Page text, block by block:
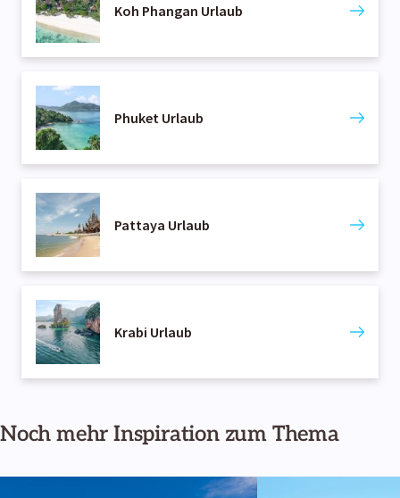
Koh Phangan Urlaub
Phuket Urlaub
Pattaya Urlaub
Krabi Urlaub
Noch mehr Inspiration zum Thema